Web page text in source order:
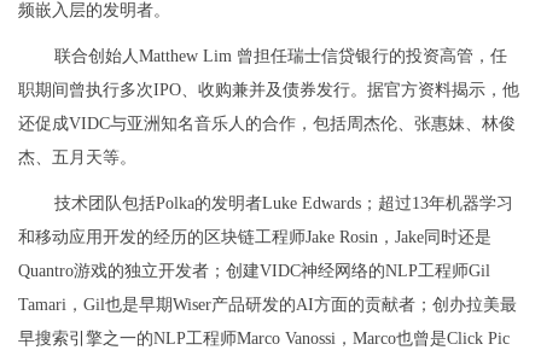
频嵌入层的发明者。
联合创始人Matthew Lim 曾担任瑞士信贷银行的投资高管，任
职期间曾执行多次IPO、收购兼并及债券发行。据官方资料揭示，他
还促成VIDC与亚洲知名音乐人的合作，包括周杰伦、张惠妹、林俊
杰、五月天等。
技术团队包括Polka的发明者Luke Edwards；超过13年机器学习
和移动应用开发的经历的区块链工程师Jake Rosin，Jake同时还是
Quantro游戏的独立开发者；创建VIDC神经网络的NLP工程师Gil
Tamari，Gil也是早期Wiser产品研发的AI方面的贡献者；创办拉美最
早搜索引擎之一的NLP工程师Marco Vanossi，Marco也曾是Click Pic